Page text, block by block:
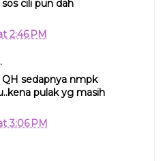
cili pun dah
2:46 PM
sedapnya nmpk
pulak yg masih
3:06 PM